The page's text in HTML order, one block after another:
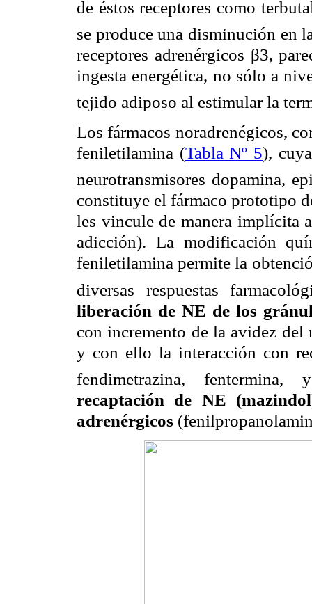
de éstos receptores como
se produce una disminución en
receptores adrenérgicos β3,
ingesta energética, no sólo a
tejido adiposo al estimular la
Los fármacos noradrenégicos,
feniletilamina (Tabla Nº 5),
neurotransmisores dopamina,
constituye el fármaco prototipo
les vincule de manera implícita
adicción). La modificación
feniletilamina permite la
diversas respuestas
liberación de NE de los
con incremento de la avidez del
y con ello la interacción con
fendimetrazina, fentermina,
recaptación de NE
adrenérgicos